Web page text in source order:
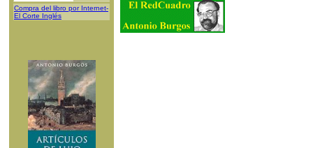
Compra del libro por Internet-
El Corte Inglés